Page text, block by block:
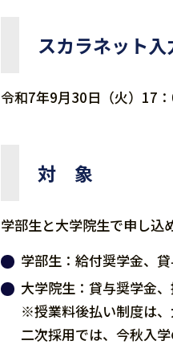
スカラネット
令和7年9月30日（火）17
対 象
学部生と大学院生で申し
学部生：給付奨学金、
大学院生：貸与奨学金
※授業料後払い制度は、
二次採用では、今秋入